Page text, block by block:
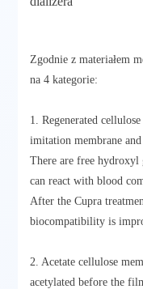
Zgodnie z materiałem
na 4 kategorie:
1. Regenerated
imitation membrane
There are free hydroxyl
can react with blood
After the Cupra
biocompatibility is
2. Acetate cellulose
acetylated before the